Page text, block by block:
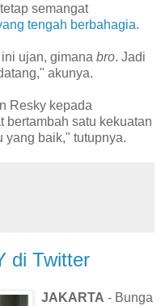
semangat
tengah berbahagia.
ujan, gimana bro. Jadi
akunya.
Resky kepada
bertambah satu kekuatan
yang baik," tutupnya.
di Twitter
JAKARTA - Bunga